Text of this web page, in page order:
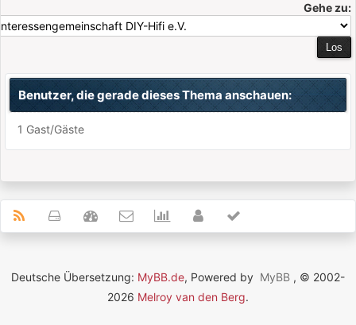
Gehe zu:
Benutzer, die gerade dieses Thema anschauen:
1 Gast/Gäste
Deutsche Übersetzung: MyBB.de, Powered by MyBB , © 2002-
2026 Melroy van den Berg.